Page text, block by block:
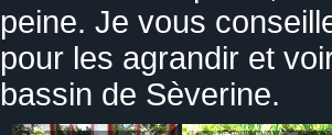
peine. Je vous
pour les agrandir et
bassin de Sèverine.